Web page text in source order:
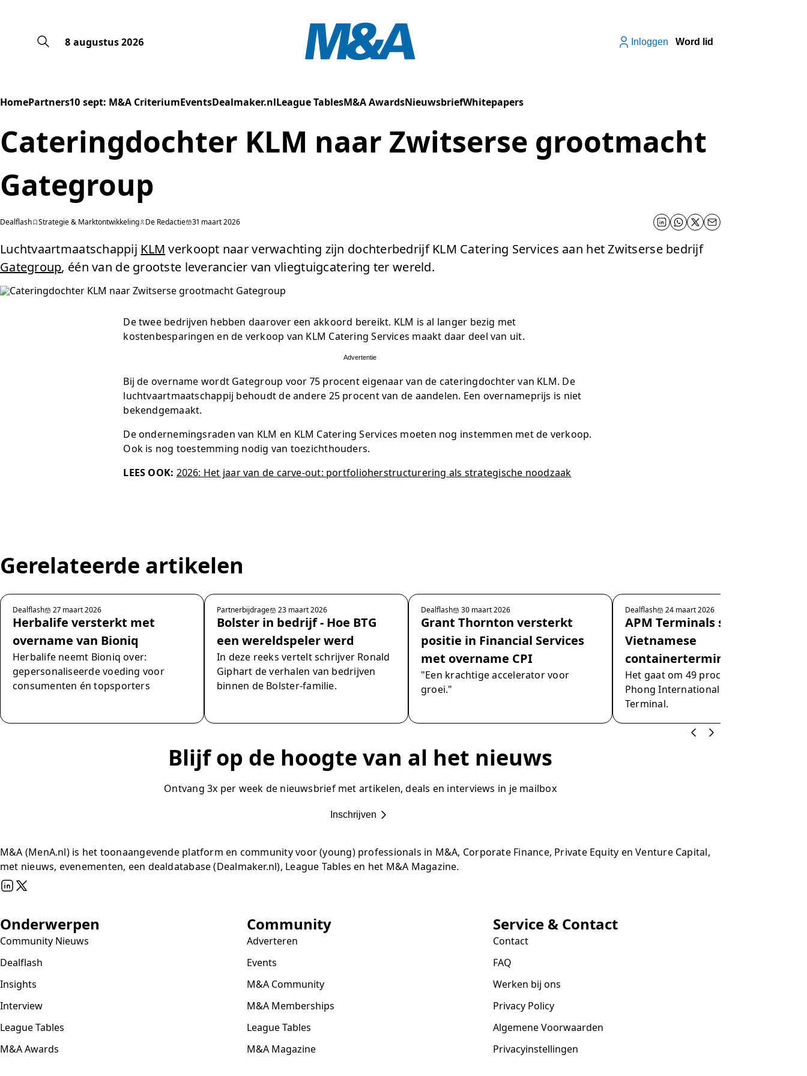
8 augustus 2026 Inloggen Word lid
HomePartners10 sept: M&A CriteriumEventsDealmaker.nlLeague TablesM&A AwardsNieuwsbriefWhitepapers
Cateringdochter KLM naar Zwitserse grootmacht
Gategroup
Dealflash Strategie & Marktontwikkeling De Redactie 31 maart 2026
Luchtvaartmaatschappij KLM verkoopt naar verwachting zijn dochterbedrijf KLM Catering Services aan het Zwitserse bedrijf
Gategroup, één van de grootste leverancier van vliegtuigcatering ter wereld.
De twee bedrijven hebben daarover een akkoord bereikt. KLM is al langer bezig met
kostenbesparingen en de verkoop van KLM Catering Services maakt daar deel van uit.
Advertentie
Bij de overname wordt Gategroup voor 75 procent eigenaar van de cateringdochter van KLM. De
luchtvaartmaatschappij behoudt de andere 25 procent van de aandelen. Een overnameprijs is niet
bekendgemaakt.
De ondernemingsraden van KLM en KLM Catering Services moeten nog instemmen met de verkoop.
Ook is nog toestemming nodig van toezichthouders.
LEES OOK: 2026: Het jaar van de carve-out: portfolioherstructurering als strategische noodzaak
Gerelateerde artikelen
Dealflash 27 maart 2026
Herbalife versterkt met
overname van Bioniq
Herbalife neemt Bioniq over:
gepersonaliseerde voeding voor
consumenten én topsporters
Partnerbijdrage 23 maart 2026
Bolster in bedrijf - Hoe BTG
een wereldspeler werd
In deze reeks vertelt schrijver Ronald
Giphart de verhalen van bedrijven
binnen de Bolster-familie.
Dealflash 30 maart 2026
Grant Thornton versterkt
positie in Financial Services
met overname CPI
"Een krachtige accelerator voor
groei."
Dealflash 24 maart 2026
APM Terminals stapt in
Vietnamese
containerterminal
Het gaat om 49 procent in Hateco Hai
Phong International Container
Terminal.
Blijf op de hoogte van al het nieuws
Ontvang 3x per week de nieuwsbrief met artikelen, deals en interviews in je mailbox
Inschrijven
Onderwerpen
Community Nieuws
Dealflash
Insights
Interview
League Tables
M&A Awards
Community
Adverteren
Events
M&A Community
M&A Memberships
League Tables
M&A Magazine
Service & Contact
Contact
FAQ
Werken bij ons
Privacy Policy
Algemene Voorwaarden
Privacyinstellingen
M&A (MenA.nl) is het toonaangevende platform en community voor (young) professionals in M&A, Corporate Finance, Private Equity en Venture Capital,
met nieuws, evenementen, een dealdatabase (Dealmaker.nl), League Tables en het M&A Magazine.